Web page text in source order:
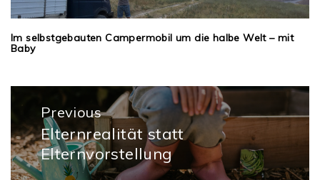
Im selbstgebauten Campermobil um die halbe Welt – mit
Baby
Beitragsnavigation
Previous
Previous
post:
Elternrealität statt
Elternvorstellung